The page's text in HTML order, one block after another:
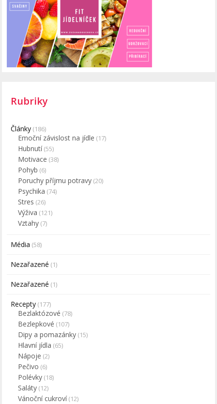
Rubriky
Články (186)
Emoční závislost na jídle (17)
Hubnutí(55)
Motivace (38)
Pohyb (6)
Poruchy příjmu potravy (20)
Psychika (74)
Stres (26)
Výživa (121)
Vztahy (7)
Média (58)
Nezařazené (1)
Nezařazené (1)
Recepty (177)
Bezlaktózové (78)
Bezlepkové (107)
Dipy a pomazánky (15)
Hlavní jídla (65)
Nápoje (2)
Pečivo (6)
Polévky (18)
Saláty (12)
Vánoční cukroví(12)